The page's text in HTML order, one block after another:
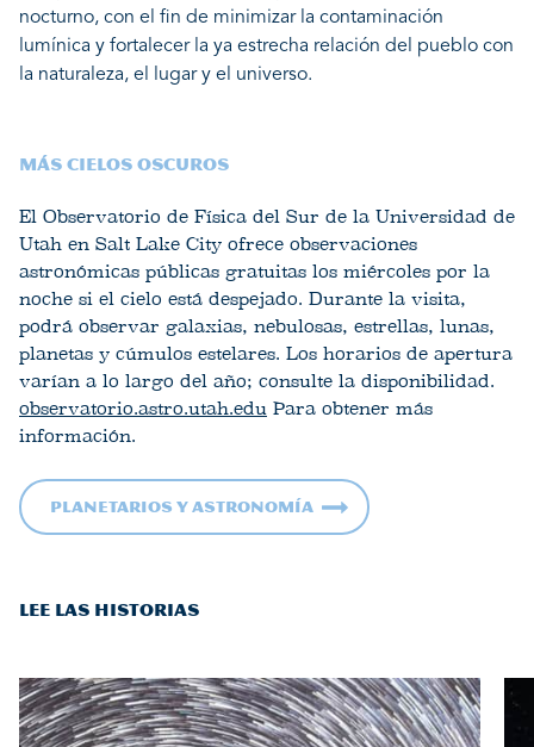
nocturno, con el fin de minimizar la contaminación
lumínica y fortalecer la ya estrecha relación del pueblo con
la naturaleza, el lugar y el universo.
MÁS CIELOS OSCUROS
El Observatorio de Física del Sur de la Universidad de
Utah en Salt Lake City ofrece observaciones
astronómicas públicas gratuitas los miércoles por la
noche si el cielo está despejado. Durante la visita,
podrá observar galaxias, nebulosas, estrellas, lunas,
planetas y cúmulos estelares. Los horarios de apertura
varían a lo largo del año; consulte la disponibilidad.
observatorio.astro.utah.edu Para obtener más
información.
Planetarios y astronomía
LEE LAS HISTORIAS